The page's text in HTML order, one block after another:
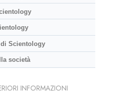
Scientology
società
INFORMAZIONI